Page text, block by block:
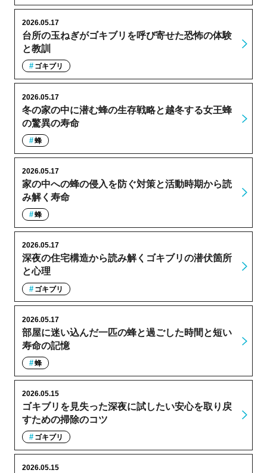
台所の玉ねぎがゴキブリを呼び寄せた恐怖の体験
と教訓
2026.05.17
ゴキブリ
冬の家の中に潜む蜂の生存戦略と越冬する女王蜂
の驚異の寿命
2026.05.17
蜂
家の中への蜂の侵入を防ぐ対策と活動時期から読
み解く寿命
2026.05.17
蜂
深夜の住宅構造から読み解くゴキブリの潜伏箇所
と心理
2026.05.17
ゴキブリ
部屋に迷い込んだ一匹の蜂と過ごした時間と短い
寿命の記憶
2026.05.17
蜂
ゴキブリを見失った深夜に試したい安心を取り戻
すための掃除のコツ
2026.05.15
ゴキブリ
2026.05.15